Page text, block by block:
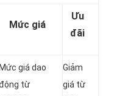
Mức giá
Ưu
đãi
Mức giá dao
từ
Giảm
giá từ